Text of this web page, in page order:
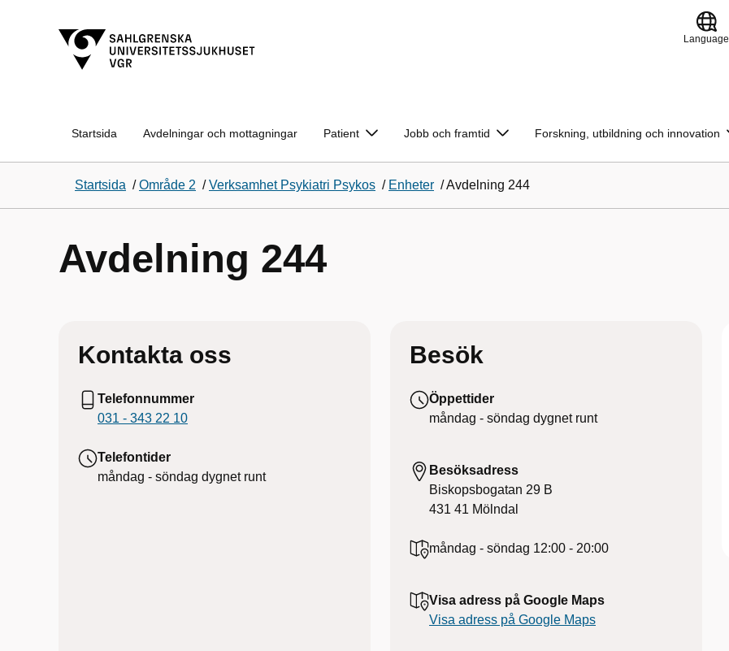
Language
Startsida Avdelningar och mottagningar Patient Jobb och framtid Forskning, utbildning och innovation
Startsida /Område 2 /Verksamhet Psykiatri Psykos / Enheter /Avdelning 244
Avdelning 244
Kontakta oss
Telefonnummer
031 - 343 22 10
Telefontider
måndag - söndag dygnet runt
Besök
Öppettider
måndag - söndag dygnet runt
Besöksadress
Biskopsbogatan 29 B
431 41 Mölndal
måndag - söndag 12:00 - 20:00
Visa adress på Google Maps
Visa adress på Google Maps